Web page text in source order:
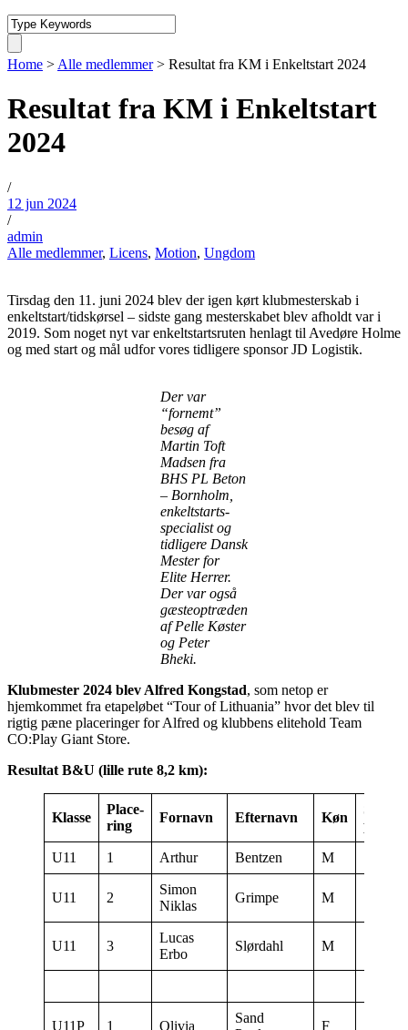
Home > Alle medlemmer > Resultat fra KM i Enkeltstart 2024
Resultat fra KM i Enkeltstart
2024
/
12 jun 2024
/
admin
Alle medlemmer, Licens, Motion, Ungdom
Tirsdag den 11. juni 2024 blev der igen kørt klubmesterskab i
enkeltstart/tidskørsel – sidste gang mesterskabet blev afholdt var i
2019. Som noget nyt var enkeltstartsruten henlagt til Avedøre Holme
og med start og mål udfor vores tidligere sponsor JD Logistik.
Der var
“fornemt”
besøg af
Martin Toft
Madsen fra
BHS PL Beton
– Bornholm,
enkeltstarts-
specialist og
tidligere Dansk
Mester for
Elite Herrer.
Der var også
gæsteoptræden
af Pelle Køster
og Peter
Bheki.
Klubmester 2024 blev Alfred Kongstad, som netop er
hjemkommet fra etapeløbet “Tour of Lithuania” hvor det blev til
rigtig pæne placeringer for Alfred og klubbens elitehold Team
CO:Play Giant Store.
Resultat B&U (lille rute 8,2 km):
Klasse
Place-
ring
Fornavn Efternavn Køn
punkt
U11 1 Arthur Bentzen M
U11 2
Simon
Niklas
Grimpe M
U11 3
Lucas
Erbo
Slørdahl M
U11P 1 Olivia
Sand
F